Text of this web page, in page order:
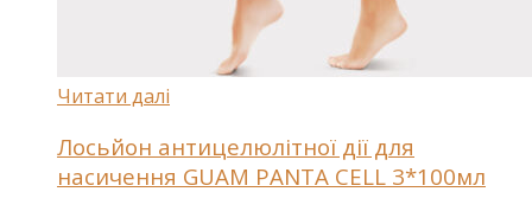
Читати далі
Лосьйон антицелюлітної дії для
насичення GUAM PANTA CELL 3*100мл